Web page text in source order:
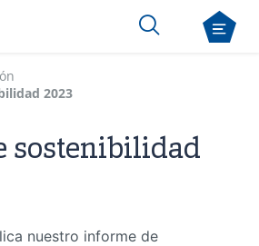
2023
sostenibilidad
nuestro informe de